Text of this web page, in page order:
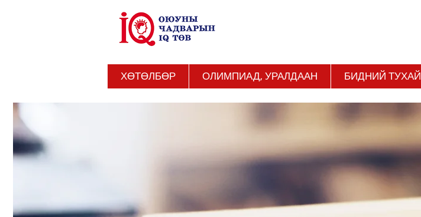
ХӨТӨЛБӨР ОЛИМПИАД, УРАЛДААН БИДНИЙ ТУХАЙ